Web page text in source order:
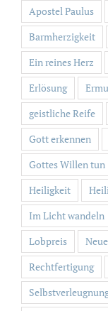
Apostel Paulus
Barmherzigkeit
Ein reines Herz
Erlösung
geistliche Reife
Gott erkennen
Gottes Willen tun
Heiligkeit
Im Licht wandeln
Lobpreis
Rechtfertigung